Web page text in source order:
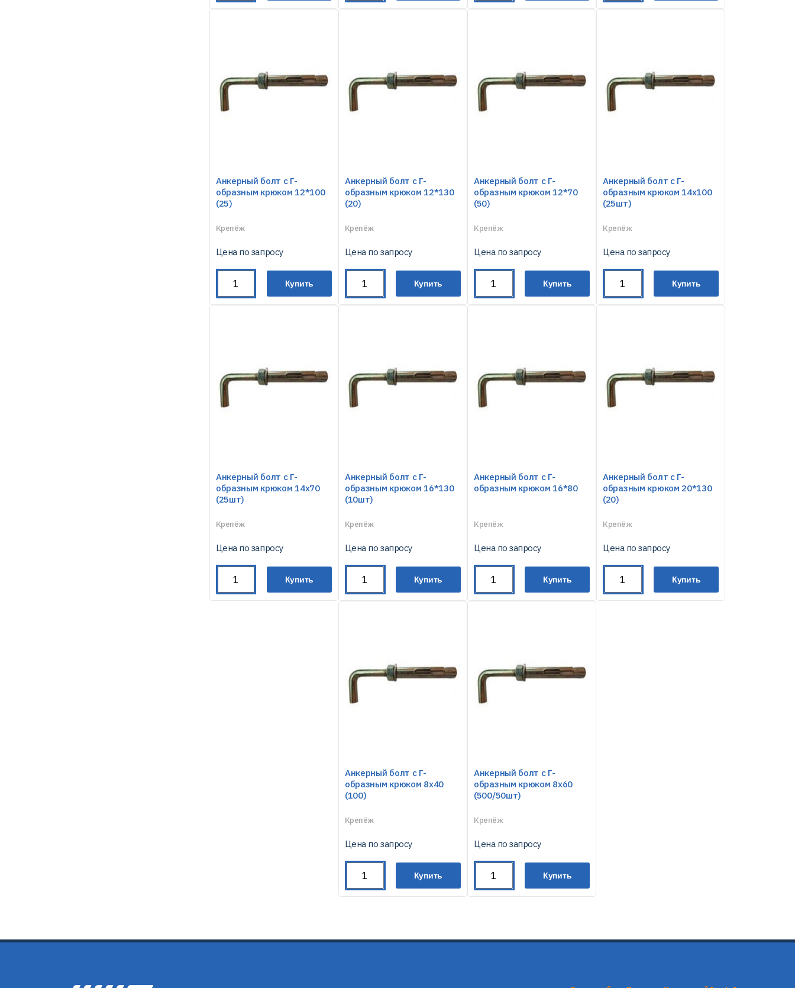
Анкерный болт с Г-
образным крюком 12*100
(25)
Крепёж
Цена по запросу
Купить
Анкерный болт с Г-
образным крюком 12*130
(20)
Крепёж
Цена по запросу
Купить
Анкерный болт с Г-
образным крюком 12*70
(50)
Крепёж
Цена по запросу
Купить
Анкерный болт с Г-
образным крюком 14х100
(25шт)
Крепёж
Цена по запросу
Купить
Анкерный болт с Г-
образным крюком 14х70
(25шт)
Крепёж
Цена по запросу
Купить
Анкерный болт с Г-
образным крюком 16*130
(10шт)
Крепёж
Цена по запросу
Купить
Анкерный болт с Г-
образным крюком 16*80
Крепёж
Цена по запросу
Купить
Анкерный болт с Г-
образным крюком 20*130
(20)
Крепёж
Цена по запросу
Купить
Анкерный болт с Г-
образным крюком 8х40
(100)
Крепёж
Цена по запросу
Купить
Анкерный болт с Г-
образным крюком 8х60
(500/50шт)
Крепёж
Цена по запросу
Купить